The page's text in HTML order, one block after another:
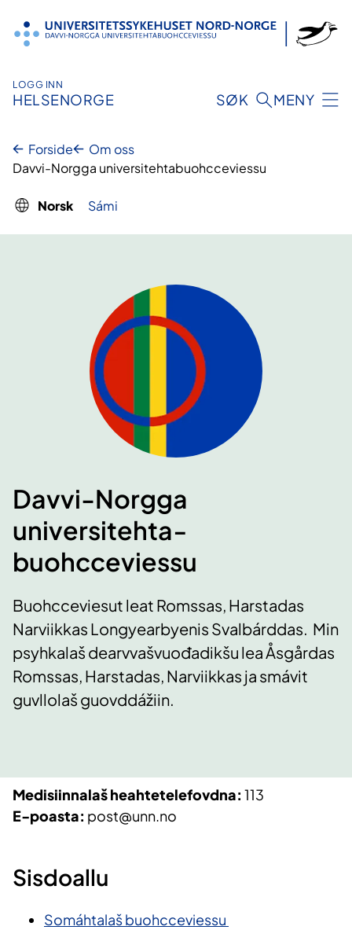
innhold
LOGG INN
HELSENORGE SØK MENY
Forside
Om oss
Davvi-Norgga universitehta­buohcceviessu
Norsk Sámi
Davvi-Norgga
universitehta­
buohcceviessu
Buohcceviesut leat Romssas, Harstadas
Narviikkas Longyearbyenis Svalbárddas. Min
psyhkalaš dearvvašvuođadikšu lea Åsgårdas
Romssas, Harstadas, Narviikkas ja smávit
guvllolaš guovddážiin.
Medisiinnalaš heahtetelefovdna: 113
E-poasta: post@unn.no
Sisdoallu
Somáhtalaš buohcceviessu ​